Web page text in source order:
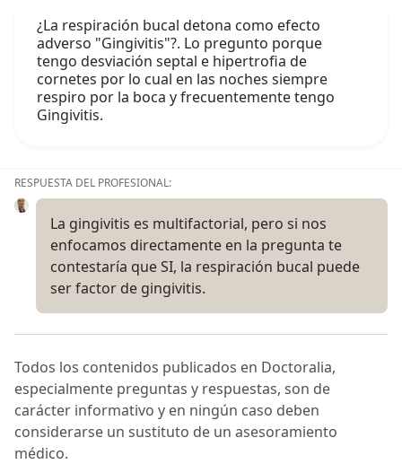
¿La respiración bucal detona como efecto
adverso "Gingivitis"?. Lo pregunto porque
tengo desviación septal e hipertrofia de
cornetes por lo cual en las noches siempre
respiro por la boca y frecuentemente tengo
Gingivitis.
RESPUESTA DEL PROFESIONAL:
La gingivitis es multifactorial, pero si nos
enfocamos directamente en la pregunta te
contestaría que SI, la respiración bucal puede
ser factor de gingivitis.
Todos los contenidos publicados en Doctoralia,
especialmente preguntas y respuestas, son de
carácter informativo y en ningún caso deben
considerarse un sustituto de un asesoramiento
médico.